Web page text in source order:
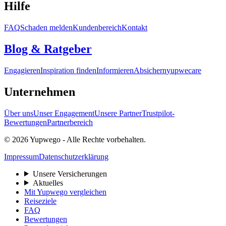
Hilfe
FAQSchaden meldenKundenbereichKontakt
Blog & Ratgeber
EngagierenInspiration findenInformierenAbsichernyupwecare
Unternehmen
Über unsUnser EngagementUnsere PartnerTrustpilot-
BewertungenPartnerbereich
© 2026 Yupwego - Alle Rechte vorbehalten.
ImpressumDatenschutzerklärung
Unsere Versicherungen
Aktuelles
Mit Yupwego vergleichen
Reiseziele
FAQ
Bewertungen